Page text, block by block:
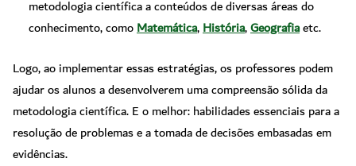
metodologia científica a conteúdos de diversas áreas do
conhecimento, comoMatemática,História,Geografiaetc.
Logo, ao implementar essas estratégias, os professores podem
ajudar os alunos a desenvolverem uma compreensão sólida da
metodologia científica. E o melhor: habilidades essenciais para a
resolução de problemas e a tomada de decisões embasadas em
evidências.